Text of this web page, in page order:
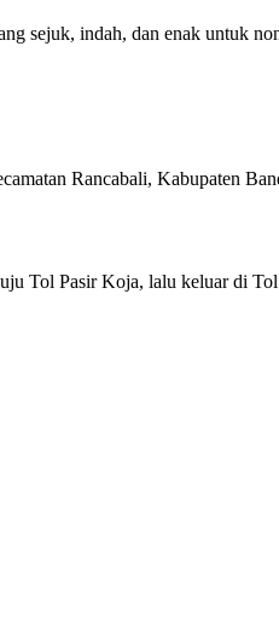
sejuk, indah, dan enak untuk
Rancabali, Kabupaten
Tol Pasir Koja, lalu keluar di